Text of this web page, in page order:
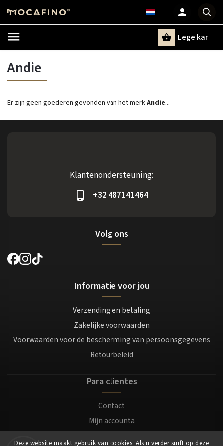
Deze website maakt gebruik van cookies. Als u verder surft op deze
Lege kar
Andie
Er zijn geen goederen gevonden van het merkAndie...
Klantenondersteuning:
+32 487141464
Volg ons
Informatie voor jou
Verzending en betaling
Zakelijke voorwaarden
Voorwaarden voor de bescherming van persoonsgegevens
Retourbeleid
Para clientes
Contact
Mijn accounta